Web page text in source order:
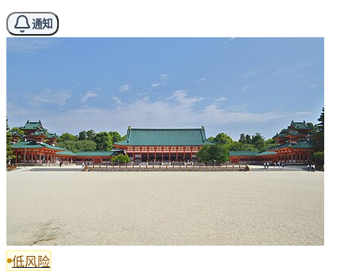
通知
低风险